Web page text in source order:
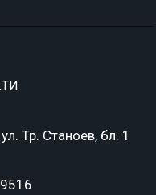
Тр. Станоев, бл. 1